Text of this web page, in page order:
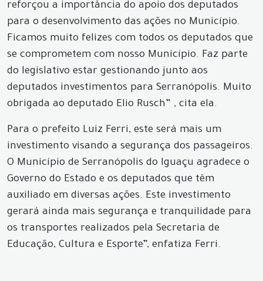
reforçou a importância do apoio dos deputados
para o desenvolvimento das ações no Município.
Ficamos muito felizes com todos os deputados que
se comprometem com nosso Município. Faz parte
do legislativo estar gestionando junto aos
deputados investimentos para Serranópolis. Muito
obrigada ao deputado Elio Rusch” , cita ela.
Para o prefeito Luiz Ferri, este será mais um
investimento visando a segurança dos passageiros.
O Município de Serranópolis do Iguaçu agradece o
Governo do Estado e os deputados que têm
auxiliado em diversas ações. Este investimento
gerará ainda mais segurança e tranquilidade para
os transportes realizados pela Secretaria de
Educação, Cultura e Esporte”, enfatiza Ferri.